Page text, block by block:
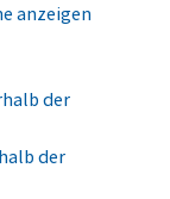
anzeigen
der
der